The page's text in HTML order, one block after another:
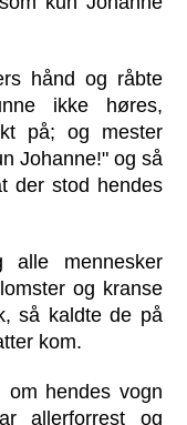
hånd og råbte
ikke høres,
på; og mester
Johanne!" og så
der stod hendes
mennesker
og kranse
så kaldte de på
kom.
om hendes vogn
allerforrest og